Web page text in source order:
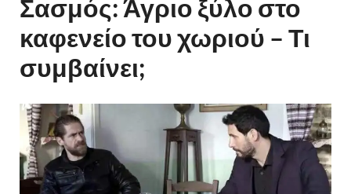
Σασμός: Άγριο ξύλο στο
καφενείο του χωριού – Τι
συμβαίνει;